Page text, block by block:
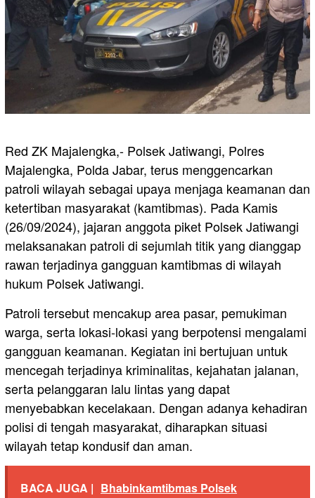
Red ZK Majalengka,- Polsek Jatiwangi, Polres
Majalengka, Polda Jabar, terus menggencarkan
patroli wilayah sebagai upaya menjaga keamanan dan
ketertiban masyarakat (kamtibmas). Pada Kamis
(26/09/2024), jajaran anggota piket Polsek Jatiwangi
melaksanakan patroli di sejumlah titik yang dianggap
rawan terjadinya gangguan kamtibmas di wilayah
hukum Polsek Jatiwangi.
Patroli tersebut mencakup area pasar, pemukiman
warga, serta lokasi-lokasi yang berpotensi mengalami
gangguan keamanan. Kegiatan ini bertujuan untuk
mencegah terjadinya kriminalitas, kejahatan jalanan,
serta pelanggaran lalu lintas yang dapat
menyebabkan kecelakaan. Dengan adanya kehadiran
polisi di tengah masyarakat, diharapkan situasi
wilayah tetap kondusif dan aman.
BACA JUGA | Bhabinkamtibmas Polsek